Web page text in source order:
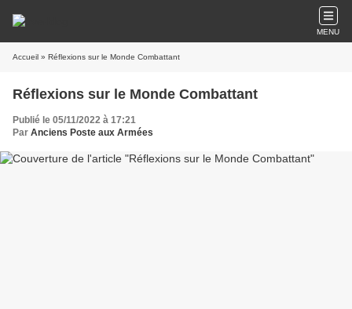
MENU
Accueil » Réflexions sur le Monde Combattant
Réflexions sur le Monde Combattant
Publié le 05/11/2022 à 17:21
Par Anciens Poste aux Armées